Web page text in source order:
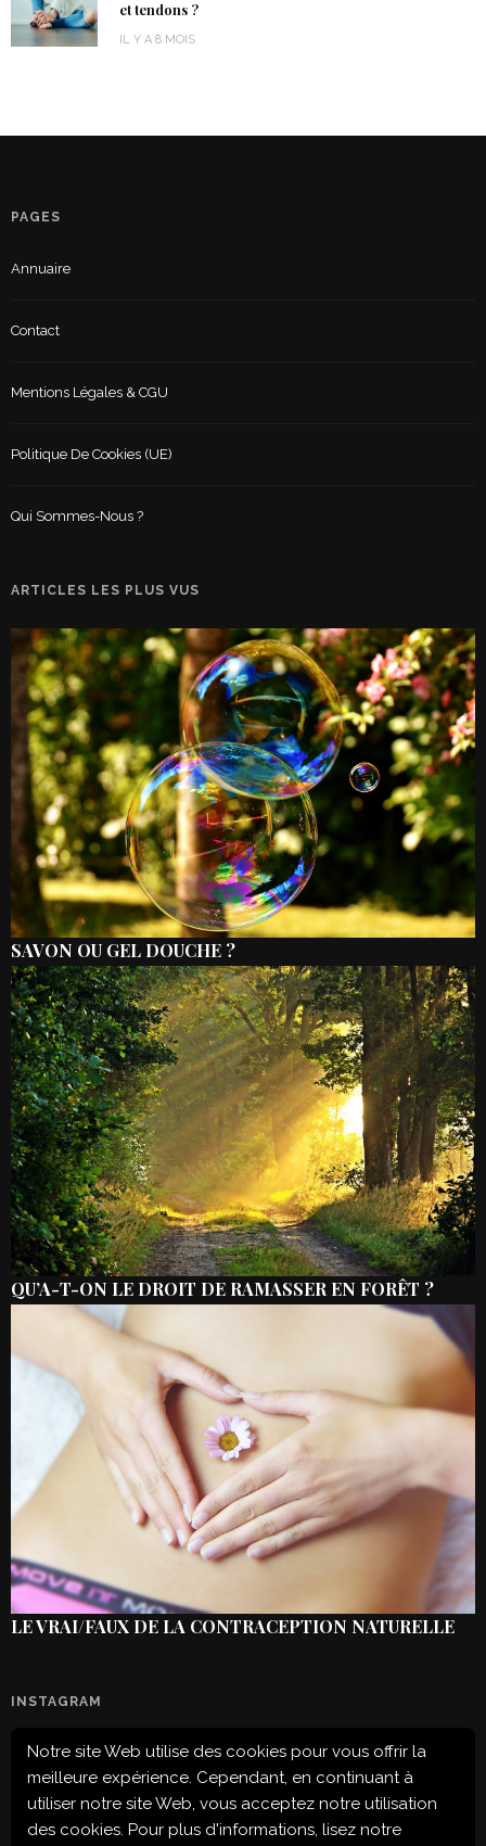
et tendons ?
IL Y A 8 MOIS
PAGES
Annuaire
Contact
Mentions Légales & CGU
Politique De Cookies (UE)
Qui Sommes-Nous ?
ARTICLES LES PLUS VUS
SAVON OU GEL DOUCHE ?
QU’A-T-ON LE DROIT DE RAMASSER EN FORÊT ?
LE VRAI/FAUX DE LA CONTRACEPTION NATURELLE
INSTAGRAM
Configuration error or no pictures...
Notre site Web utilise des cookies pour vous offrir la
meilleure expérience. Cependant, en continuant à
utiliser notre site Web, vous acceptez notre utilisation
des cookies. Pour plus d'informations, lisez notre